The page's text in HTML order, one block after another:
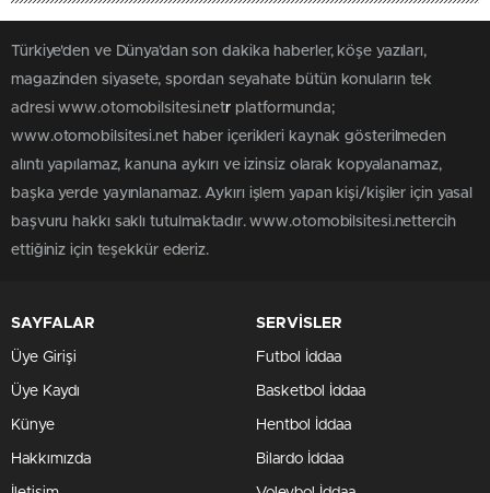
Türkiye'den ve Dünya’dan son dakika haberler, köşe yazıları,
magazinden siyasete, spordan seyahate bütün konuların tek
adresi www.otomobilsitesi.netr platformunda;
www.otomobilsitesi.net haber içerikleri kaynak gösterilmeden
alıntı yapılamaz, kanuna aykırı ve izinsiz olarak kopyalanamaz,
başka yerde yayınlanamaz. Aykırı işlem yapan kişi/kişiler için yasal
başvuru hakkı saklı tutulmaktadır. www.otomobilsitesi.nettercih
ettiğiniz için teşekkür ederiz.
SAYFALAR
Üye Girişi
Üye Kaydı
Künye
Hakkımızda
SERVİSLER
Futbol İddaa
Basketbol İddaa
Hentbol İddaa
Bilardo İddaa